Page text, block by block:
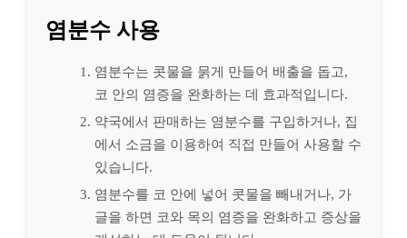
염분수 사용
염분수는 콧물을 묽게 만들어 배출을 돕고,
코 안의 염증을 완화하는 데 효과적입니다.
약국에서 판매하는 염분수를 구입하거나, 집
에서 소금을 이용하여 직접 만들어 사용할 수
있습니다.
염분수를 코 안에 넣어 콧물을 빼내거나, 가
글을 하면 코와 목의 염증을 완화하고 증상을